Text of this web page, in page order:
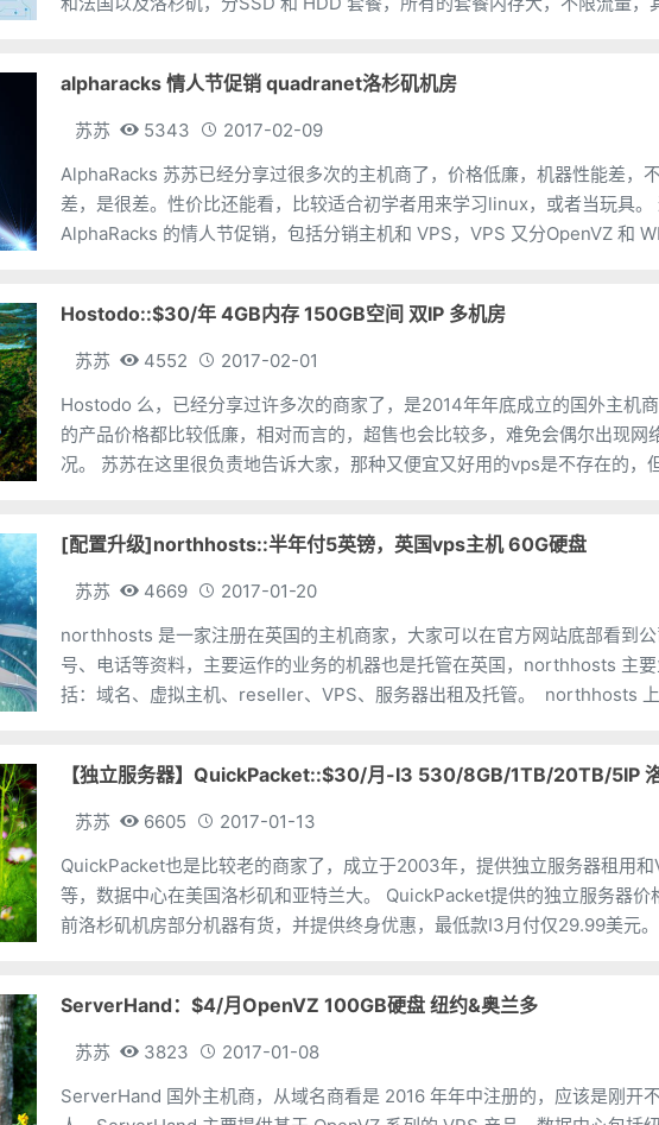
alpharacks 情人节促销 quadranet洛杉矶机房
苏苏 5343
2017-02-09
AlphaRacks 苏苏已经分享过很多次的主机商了，价格低廉，机器性能差，
差，是很差。性价比还能看，比较适合初学者用来学习linux，或者当玩具。 这次
AlphaRacks 的情人节促销，包括分销主机和 VPS，VPS 又分OpenVZ 和
Hostodo::$30/年 4GB内存 150GB空间 双IP 多机房
苏苏 4552
2017-02-01
Hostodo 么，已经分享过许多次的商家了，是2014年年底成立的国外主机
的产品价格都比较低廉，相对而言的，超售也会比较多，难免会偶尔出现网
况。 苏苏在这里很负责地告诉大家，那种又便宜又好用的vps是不存在的，但是又贵又
[配置升级]northhosts::半年付5英镑，英国vps主机 60G硬盘
苏苏 4669
2017-01-20
northhosts 是一家注册在英国的主机商家，大家可以在官方网站底部看到
号、电话等资料，主要运作的业务的机器也是托管在英国，northhosts 主
括：域名、虚拟主机、reseller、VPS、服务器
【独立服务器】QuickPacket::$30/月-I3 530/8GB/1TB/20TB/5IP
苏苏 6605
2017-01-13
QuickPacket也是比较老的商家了，成立于2003年，提供独立服务器租用和
等，数据中心在美国洛杉矶和亚特兰大。 QuickPacket提供的独立服务器价格便宜，目
前洛杉矶机房部分机器有货，并提供终身优惠，最低款I3月付仅29.99美元。
ServerHand：$4/月OpenVZ 100GB硬盘 纽约&奥兰多
苏苏 3823
2017-01-08
ServerHand 国外主机商，从域名商看是 2016 年年中注册的，应该是刚开